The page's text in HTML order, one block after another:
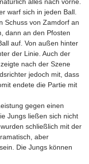
warf sich in jeden Ball.
Schuss von Zamdorf an
dann an den Pfosten
auf. Von außen hinter
der Linie. Auch der
nach der Szene
jedoch mit, dass
endete die Partie mit
gegen einen
Jungs ließen sich nicht
schließlich mit der
aber
Die Jungs können